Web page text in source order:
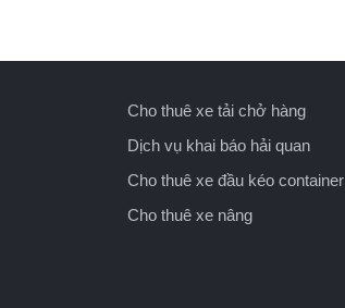
Cho thuê xe tải chở hàng
Dịch vụ khai báo hải quan
Cho thuê xe đầu kéo container
Cho thuê xe nâng